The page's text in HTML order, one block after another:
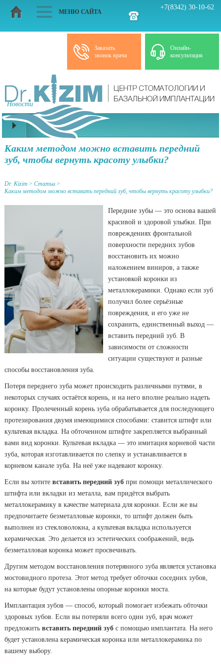
+7(8342) 30-10-62
МЕНЮ САЙТА
Онлайн-
консультация
Заказать
звонок врача
Новости
Статьи
Каким методом можно вставить передний
зуб, чтобы вернуть красоту улыбки?
Dr. Kizim >Статьи >
Каким методом можно вставить передний зуб, чтобы вернуть красоту улыбки?
Передние зубы — это основа вашей
красивой и здоровой улыбки. При
повреждениях фронтальной
поверхности передних зубов
восстановить их можно
наложением виниров, а также
установкой коронки из
металлокерамики. Однако если зуб
получил более серьёзные
повреждения, и его уже не
сохранить, единственный выход —
вставить передний зуб. В
зависимости от сложности
ситуации существуют и разные
способы восстановления зуба.
Потеря переднего зуба может происходить различными путями, в
некоторых случаях остаётся корень, и на него вполне реально надеть
коронку. Пролеченный корень зуба обрабатывается для последующего
протезирования двумя имеющимися способами: ставится штифт или
культевая вкладка. На обточенном штифте закрепляется выбранный
вами вид коронки. Культевая вкладка — это имитация корневой части
зуба, которая изготавливается по слепку и устанавливается в
корневом канале зуба. На неё уже надевают коронку.
Если вы хотитевставить передний зуб при помощи металлического
штифта или вкладки из металла, вам придётся выбрать
металлокерамику в качестве материала для коронки. Если же вы
предпочитаете безметалловые коронки, то штифт должен быть
выполнен из стекловолокна, а культевая вкладка используется
керамическая. Это делается из эстетических соображений, ведь
безметалловая коронка может просвечивать.
Другим методом восстановления потерянного зуба является установка
мостовидного протеза. Этот метод требует обточки соседних зубов,
на которые будут установлены опорные коронки моста.
Имплантация зубов — способ, который помогает избежать обточки
здоровых зубов. Если вы потеряли всего один зуб, врач может
предложитьвставить передний зуб с помощью имплантата. На него
будет установлена керамическая коронка или металлокерамика по
вашему выбору.